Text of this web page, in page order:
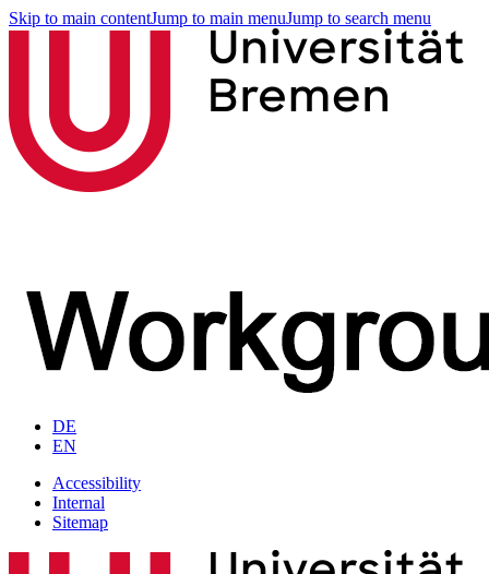
Skip to main contentJump to main menuJump to search menu
DE
EN
Accessibility
Internal
Sitemap